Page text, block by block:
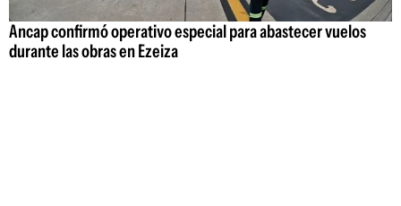
Ancap confirmó operativo especial para abastecer vuelos
durante las obras en Ezeiza